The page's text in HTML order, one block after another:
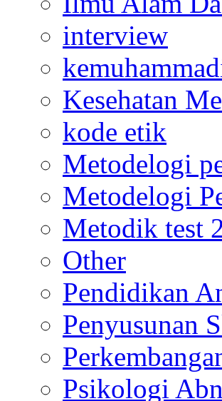
interview
Kesehatan
kode etik
Metodelogi
Metodelogi
Metodik test
Other
Pendidikan
Penyusunan
Psikologi